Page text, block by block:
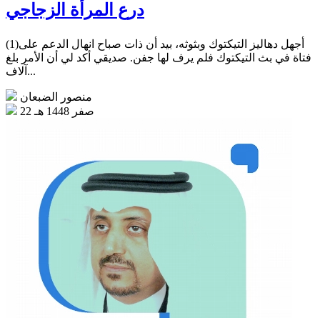
درع المرأة الزجاجي
(1)أجهل دهاليز التيكتوك وبثوثه، بيد أن ذات صباح انهال الدعم على
فتاة في بث التيكتوك فلم يرف لها جفن. صديقي أكد لي أن الأمر بلغ
آلاف...
منصور الضبعان
22 صفر 1448 هـ